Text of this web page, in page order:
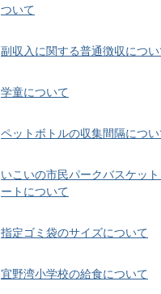
ついて
副収入に関する普通徴収につい
学童について
ペットボトルの収集間隔につい
いこいの市民パークバスケット
ートについて
指定ゴミ袋のサイズについて
宜野湾小学校の給食について